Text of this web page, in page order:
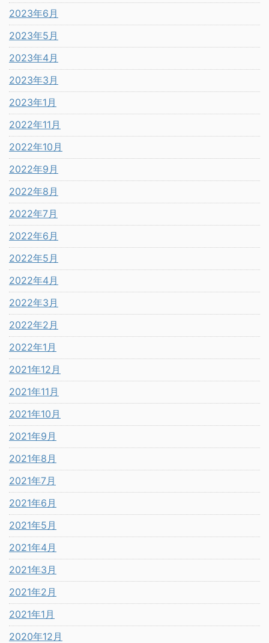
2023年6月
2023年5月
2023年4月
2023年3月
2023年1月
2022年11月
2022年10月
2022年9月
2022年8月
2022年7月
2022年6月
2022年5月
2022年4月
2022年3月
2022年2月
2022年1月
2021年12月
2021年11月
2021年10月
2021年9月
2021年8月
2021年7月
2021年6月
2021年5月
2021年4月
2021年3月
2021年2月
2021年1月
2020年12月